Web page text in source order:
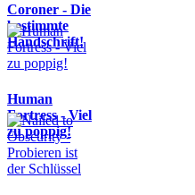
Coroner - Die
bestimmte
Handschrift!
Human
Fortress - Viel
zu poppig!